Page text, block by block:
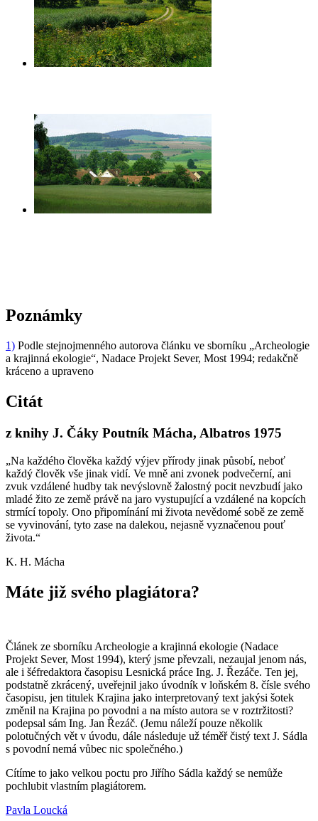
Poznámky
1) Podle stejnojmenného autorova článku ve sborníku „Archeologie
a krajinná ekologie“, Nadace Projekt Sever, Most 1994; redakčně
kráceno a upraveno
Citát
z knihy J. Čáky Poutník Mácha, Albatros 1975
„Na každého člověka každý výjev přírody jinak působí, neboť
každý člověk vše jinak vidí. Ve mně ani zvonek podvečerní, ani
zvuk vzdálené hudby tak nevýslovně žalostný pocit nevzbudí jako
mladé žito ze země právě na jaro vystupující a vzdálené na kopcích
strmící topoly. Ono připomínání mi života nevědomé sobě ze země
se vyvinování, tyto zase na dalekou, nejasně vyznačenou pouť
života.“
K. H. Mácha
Máte již svého plagiátora?
Článek ze sborníku Archeologie a krajinná ekologie (Nadace
Projekt Sever, Most 1994), který jsme převzali, nezaujal jenom nás,
ale i šéfredaktora časopisu Lesnická práce Ing. J. Řezáče. Ten jej,
podstatně zkrácený, uveřejnil jako úvodník v loňském 8. čísle svého
časopisu, jen titulek Krajina jako interpretovaný text jakýsi šotek
změnil na Krajina po povodni a na místo autora se v roztržitosti?
podepsal sám Ing. Jan Řezáč. (Jemu náleží pouze několik
polotučných vět v úvodu, dále následuje už téměř čistý text J. Sádla
s povodní nemá vůbec nic společného.)
Cítíme to jako velkou poctu pro Jiřího Sádla každý se nemůže
pochlubit vlastním plagiátorem.
Pavla Loucká